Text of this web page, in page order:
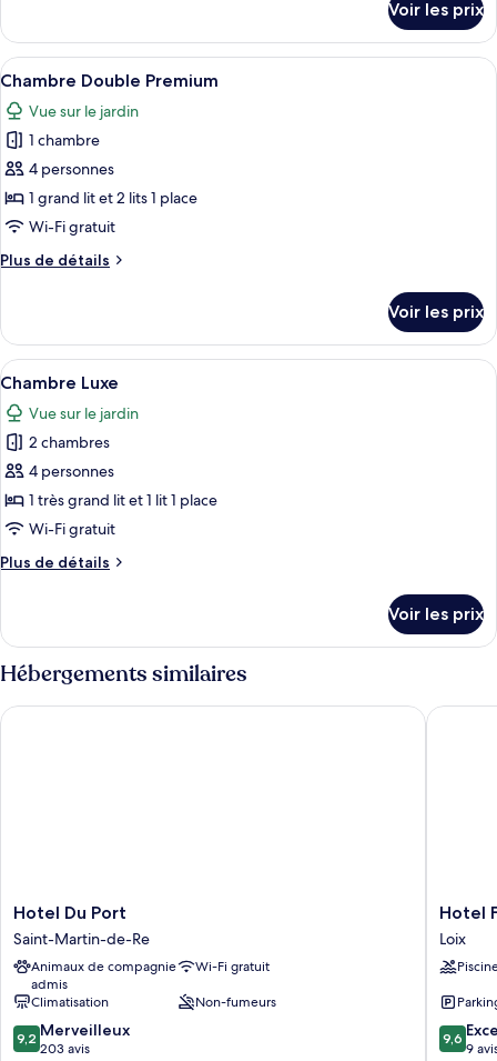
Atypique
le
type
de
Chambre
Double
Voir les prix
Afficher
toutes
les
photos
pour
ce
type
chambre :
Premium
Chambre Double Premium | Literie
3
Chambre Double Premium
Vue sur le jardin
1 chambre
4 personnes
1 grand lit et 2 lits 1 place
Wi-Fi gratuit
Plus de détails
Plus
le
type
de
Chambre
Double
Voir les prix
Afficher
toutes
les
photos
pour
ce
type
chambre :
Une chambre à coucher
3
Chambre Luxe
Vue sur le jardin
2 chambres
4 personnes
1 très grand lit et 1 lit 1 place
Wi-Fi gratuit
Plus de détails
Plus
le
type
de
Chambre
Voir les prix
Hébergements similaires
Hotel
Du
Port
Saint-
Martin-
de-
Re
Hotel Du Port
Saint-Martin-de-Re
Animaux de compagnie
admis
Wi-Fi gratuit
Climatisation
Non-fumeurs
9.2
sur
9,2 Merveilleux
203 avis
Hotel Du Port
Hotel
Fleur
de
Re
Loix
9.6
sur
9,6
9
Hotel